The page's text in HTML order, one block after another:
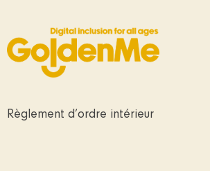
Règlement d’ordre intérieur